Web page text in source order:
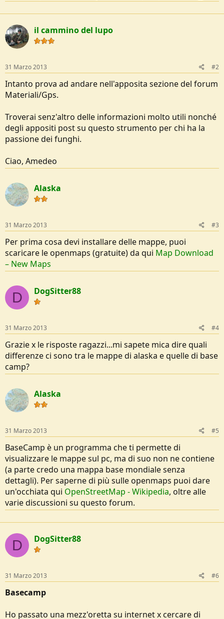
il cammino del lupo
31 Marzo 2013 #2
Intanto prova ad andare nell'apposita sezione del forum
Materiali/Gps.
Troverai senz'altro delle informazioni molto utili nonché
degli appositi post su questo strumento per chi ha la
passione dei funghi.
Ciao, Amedeo
Alaska
31 Marzo 2013 #3
Per prima cosa devi installare delle mappe, puoi
scaricare le openmaps (gratuite) da qui Map Download
– New Maps
D DogSitter88
31 Marzo 2013 #4
Grazie x le risposte ragazzi...mi sapete mica dire quali
differenze ci sono tra le mappe di alaska e quelle di base
camp?
Alaska
31 Marzo 2013 #5
BaseCamp è un programma che ti permette di
visualizzare le mappe sul pc, ma di suo non ne contiene
(a parte credo una mappa base mondiale senza
dettagli). Per saperne di più sulle openmaps puoi dare
un'occhiata qui OpenStreetMap - Wikipedia, oltre alle
varie discussioni su questo forum.
D DogSitter88
31 Marzo 2013 #6
Basecamp
Ho passato una mezz'oretta su internet x cercare di